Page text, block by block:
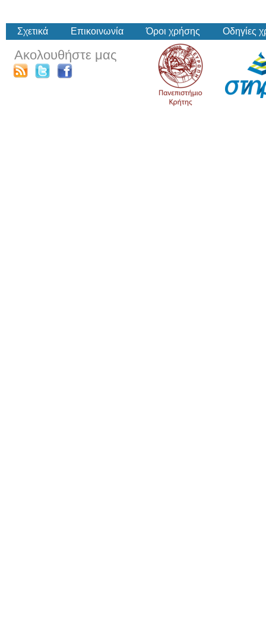
Σχετικά Επικοινωνία Όροι χρήσης Οδηγίες
Ακολουθήστε μας